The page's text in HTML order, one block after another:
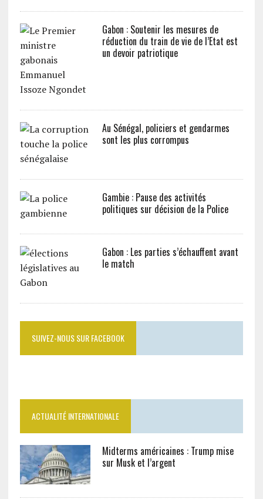
Gabon : Soutenir les mesures de
réduction du train de vie de l’Etat est
un devoir patriotique
Au Sénégal, policiers et gendarmes
sont les plus corrompus
Gambie : Pause des activités
politiques sur décision de la Police
Gabon : Les parties s’échauffent avant
le match
SUIVEZ-NOUS SUR FACEBOOK
ACTUALITÉ INTERNATIONALE
Midterms américaines : Trump mise
sur Musk et l’argent